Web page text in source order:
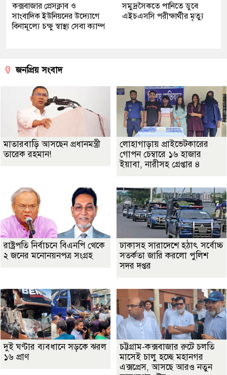
কক্সবাজার প্রেসক্লাব ও
সাংবাদিক ইউনিয়নের উদ্যোগে
বিনামূল্যে চক্ষু স্বাস্থ্য সেবা ক্যাম্প
সমুদ্রসৈকতে পানিতে ডুবে
এইচএসসি পরীক্ষার্থীর মৃত্যু
জনপ্রিয় সংবাদ
মাতারবাড়ি আসছেন প্রধানমন্ত্রী
তারেক রহমান!
লোহাগাড়ায় প্রাইভেটকারের
গোপন চেম্বারে ১৬ হাজার
ইয়াবা, নারীসহ গ্রেপ্তার ৪
রাষ্ট্রপতি নির্বাচনে বিএনপি থেকে
২ জনের মনোনয়নপত্র সংগ্রহ
ঢাকাসহ সারাদেশে হঠাৎ সর্বোচ্চ
সতর্কতা জা‌রি করলো পুলিশ
সদর দপ্তর
দুই ঘণ্টার ব্যবধানে সড়কে ঝরল
১৬ প্রাণ
চট্টগ্রাম-কক্সবাজার রুটে চলতি
মাসেই চালু হচ্ছে মহানগর
এক্সপ্রেস, আসছে আরও নতুন